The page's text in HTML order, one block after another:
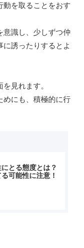
動を取ることをおす
意識し、少しずつ仲
誘ったりするとよ
見れます。
めにも、積極的に行
とる態度とは？
可能性に注意！